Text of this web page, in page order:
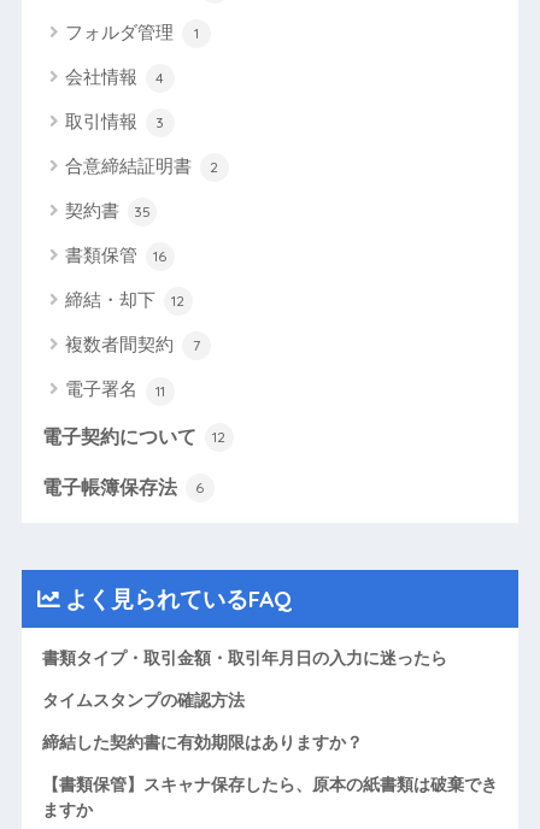
フォルダ管理 1
会社情報 4
取引情報 3
合意締結証明書 2
契約書 35
書類保管 16
締結・却下 12
複数者間契約 7
電子署名 11
電子契約について 12
電子帳簿保存法 6
よく見られているFAQ
書類タイプ・取引金額・取引年月日の入力に迷ったら
タイムスタンプの確認方法
締結した契約書に有効期限はありますか？
【書類保管】スキャナ保存したら、原本の紙書類は破棄でき
ますか